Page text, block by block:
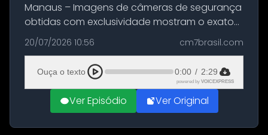
Manaus – Imagens de câmeras de segurança
obtidas com exclusividade mostram o exato
momento da fuga do principal suspeito da
morte de Larissa Araújo, de 28 anos. O crime
ocorreu na noite deste último d...
20/07/2026 10:56 cm7brasil.com
Ouça o texto 0:00 / 2:29
powered by VOICEXPRESS
Ver Episódio Ver Original